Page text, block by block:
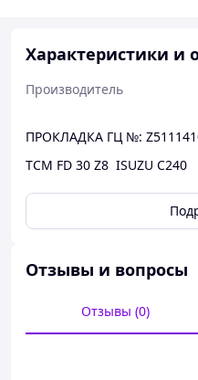
Характеристики и
Производитель
ПРОКЛАДКА ГЦ №:
ТСМ FD 30 Z8 ISUZU C240
Отзывы и вопросы
Отзывы (0)